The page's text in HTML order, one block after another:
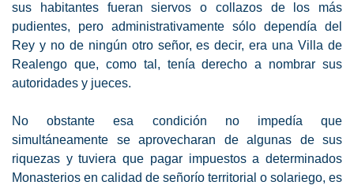
sus habitantes fueran siervos o collazos de los más
pudientes, pero administrativamente sólo dependía del
Rey y no de ningún otro señor, es decir, era una Villa de
Realengo que, como tal, tenía derecho a nombrar sus
autoridades y jueces.
No obstante esa condición no impedía que
simultáneamente se aprovecharan de algunas de sus
riquezas y tuviera que pagar impuestos a determinados
Monasterios en calidad de señorío territorial o solariego, es